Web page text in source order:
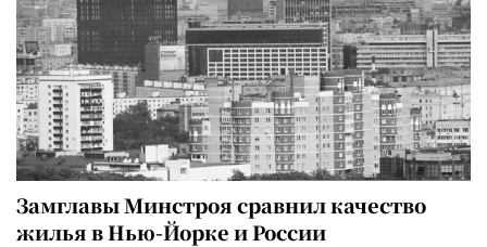
Замглавы Минстроя сравнил качество
жилья в Нью-Йорке и России